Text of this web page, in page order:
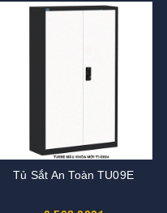
Tủ Sắt An Toàn TU09E